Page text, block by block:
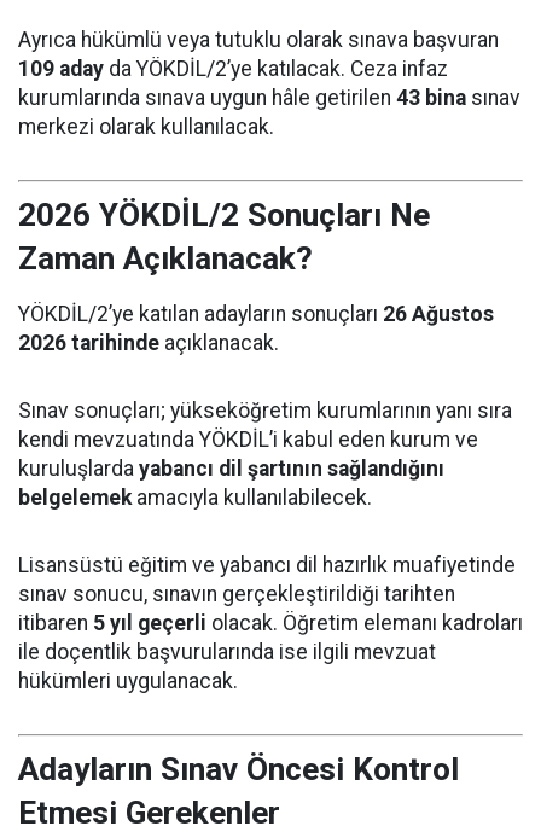
Ayrıca hükümlü veya tutuklu olarak sınava başvuran
109 aday da YÖKDİL/2’ye katılacak. Ceza infaz
kurumlarında sınava uygun hâle getirilen 43 bina sınav
merkezi olarak kullanılacak.
2026 YÖKDİL/2 Sonuçları Ne
Zaman Açıklanacak?
YÖKDİL/2’ye katılan adayların sonuçları 26 Ağustos
2026 tarihinde açıklanacak.
Sınav sonuçları; yükseköğretim kurumlarının yanı sıra
kendi mevzuatında YÖKDİL’i kabul eden kurum ve
kuruluşlarda yabancı dil şartının sağlandığını
belgelemek amacıyla kullanılabilecek.
Lisansüstü eğitim ve yabancı dil hazırlık muafiyetinde
sınav sonucu, sınavın gerçekleştirildiği tarihten
itibaren 5 yıl geçerli olacak. Öğretim elemanı kadroları
ile doçentlik başvurularında ise ilgili mevzuat
hükümleri uygulanacak.
Adayların Sınav Öncesi Kontrol
Etmesi Gerekenler